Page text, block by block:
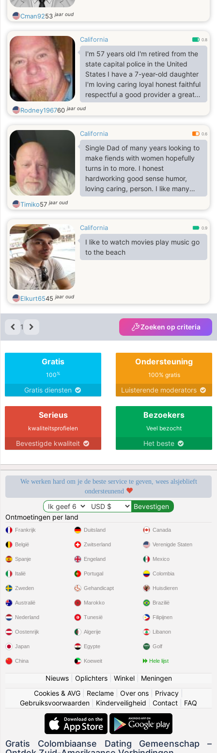
Cman9253jaar oud
California 0.8
I'm 57 years old I'm retired from the
state capital police in the United
States I have a 7-year-old daughter
I'm loving caring loyal honest faithful
respectful a good provider a great
protector and I'm looking for a
serious relationship leading the
daughter willing to relocate
Rodney196760jaar oud
California 0.6
Single Dad of many years looking to
make fiends with women hopefully
turns in to more. I honest
hardworking good sense humor,
loving caring, person. I like many
things open minded.
Timiko57jaar oud
California 0.9
I like to watch movies play music go
to the beach
Elkurt6545jaar oud
1 Zoeken op criteria
Gratis
100%
Gratis diensten
Ondersteuning
100% gratis
Luisterende moderators
Serieus
kwaliteitsprofielen
Bevestigde kwaliteit
Bezoekers
Veel bezocht
Het beste
We werken hard om je de beste service te geven, wees alsjeblieft
ondersteunend
Ontmoetingen per land
Frankrijk
België
Spanje
Italië
Zweden
Duitsland
Zwitserland
Engeland
Portugal
Gehandicapt
Canada
Verenigde Staten
Mexico
Colombia
Huisdieren
Australië
Nederland
Oostenrijk
Japan
China
Marokko
Tunesië
Algerije
Egypte
Koeweit
Brazilië
Filipijnen
Libanon
Golf
Hele lijst
Nieuws| Oplichters| Winkel| Meningen
Cookies & AVG
Reclame Over ons Privacy
Gebruiksvoorwaarden
Kinderveiligheid Contact FAQ
Gratis Colombiaanse Dating Gemeenschap –